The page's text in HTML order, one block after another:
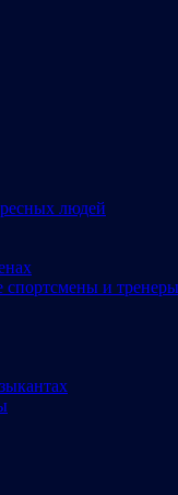
людей
и тренеры